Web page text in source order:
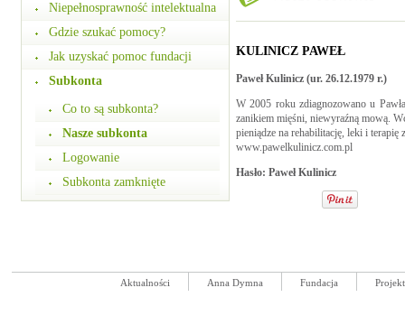
Niepełnosprawność intelektualna
Gdzie szukać pomocy?
Jak uzyskać pomoc fundacji
Subkonta
Co to są subkonta?
Nasze subkonta
Logowanie
Subkonta zamknięte
KULINICZ PAWEŁ
Paweł Kulinicz (ur. 26.12.1979 r.)
W 2005 roku zdiagnozowano u
zanikiem mięśni, niewyraźną mową.
pieniądze na rehabilitację, leki i
www.pawelkulinicz.com.pl
Hasło: Paweł Kulinicz
Aktualności Anna Dymna Fundacja